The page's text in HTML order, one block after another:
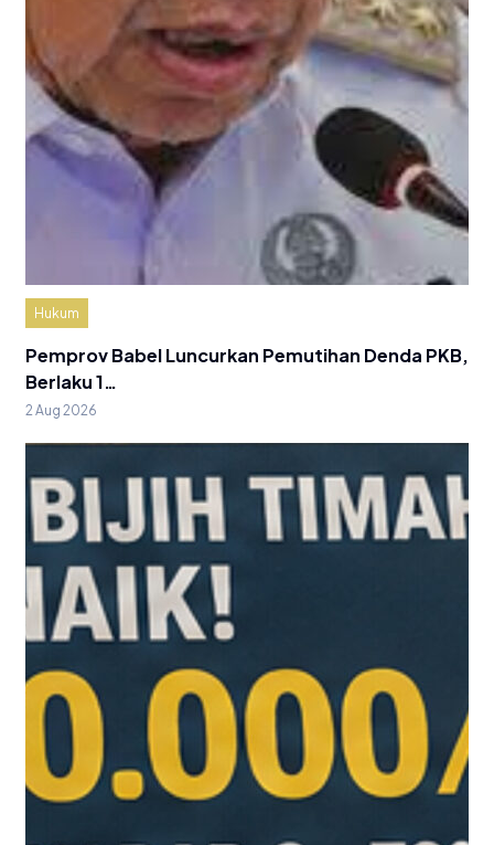
Hukum
Pemprov Babel Luncurkan Pemutihan Denda PKB,
Berlaku 1…
2 Aug 2026